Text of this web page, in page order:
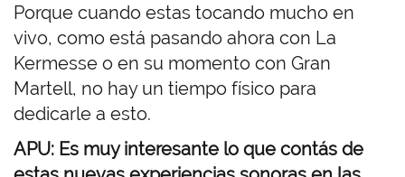
Porque cuando estas tocando mucho en
vivo, como está pasando ahora con La
Kermesse o en su momento con Gran
Martell, no hay un tiempo físico para
dedicarle a esto.
APU: Es muy interesante lo que contás de